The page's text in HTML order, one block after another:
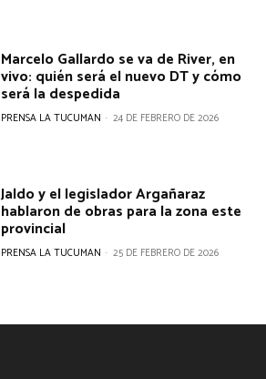
Marcelo Gallardo se va de River, en
vivo: quién será el nuevo DT y cómo
será la despedida
PRENSA LA TUCUMAN - 24 DE FEBRERO DE 2026
Jaldo y el legislador Argañaraz
hablaron de obras para la zona este
provincial
PRENSA LA TUCUMAN - 25 DE FEBRERO DE 2026